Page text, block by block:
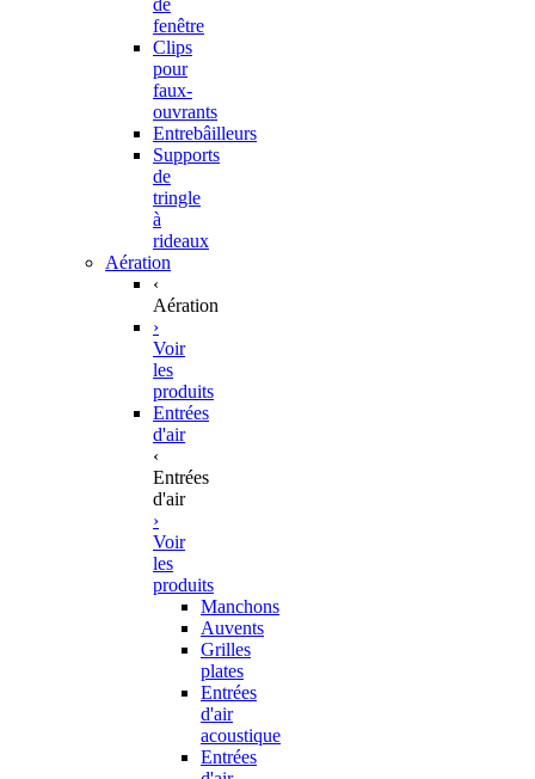
fenêtre
Clips
pour
faux-
ouvrants
Entrebâilleurs
Supports
de
tringle
à
rideaux
Aération
‹
Aération
›
Voir
les
produits
Entrées
d'air
‹
Entrées
d'air
›
Voir
les
produits
Manchons
Auvents
Grilles
plates
Entrées
d'air
acoustique
Entrées